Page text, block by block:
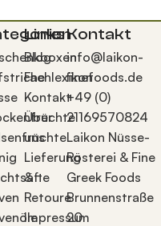
Links
Blog
Fachlexikon
Kontakt
Über
uns
Lieferung
&
Retoure
Impressum
Kontakt
info@laikon-
finefoods.de
+49 (0)
21169570824
Laikon Nüsse-
Rösterei & Fine
Greek Foods
Brunnenstraße
20